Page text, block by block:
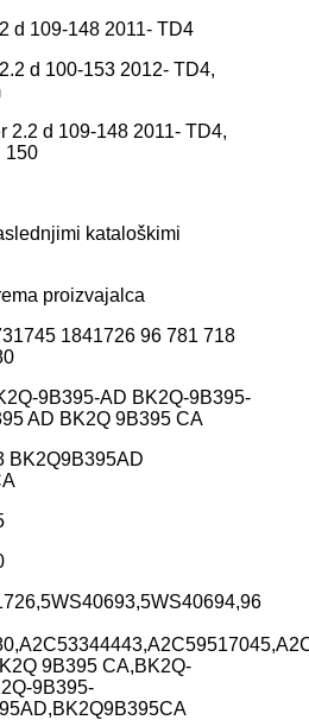
d 109-148 2011- TD4
d 100-153 2012- TD4,
2.2 d 109-148 2011- TD4,
150
kataloškimi
proizvajalca
1841726 96 781 718
9B395-AD BK2Q-9B395-
AD BK2Q 9B395 CA
BK2Q9B395AD
,5WS40693,5WS40694,96
,A2C53344443,A2C59517045,
9B395 CA,BK2Q-
9B395-
,BK2Q9B395CA